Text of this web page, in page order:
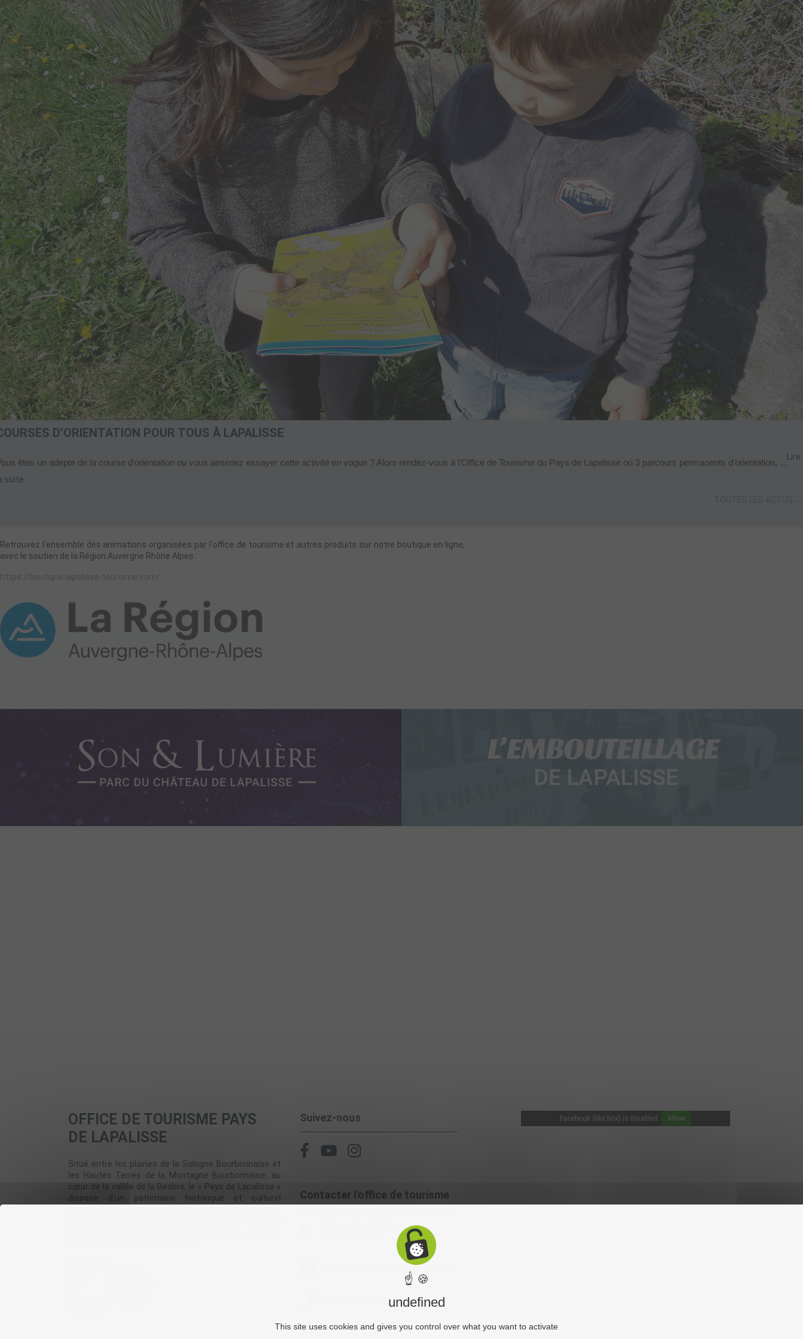
D’ORIENTATION POUR TOUS À LAPALISSE
êtes un adepte de la course d’orientation ou vous aimeriez essayer cette activité en vogue ? Alors rendez-vous à l’Office de Tourisme du Pays de Lapalisse où 3 parcours permanents d’orientation, ...
Lire
suite
Retrouvez l'ensemble des animations organisées par l'office de tourisme et autres produits sur notre boutique en ligne,
avec le soutien de la Région Auvergne Rhône Alpes :
https://boutique.lapalisse-tourisme.com/
OFFICE DE TOURISME PAYS
DE LAPALISSE
Situé entre les plaines de la Sologne Bourbonnaise et
les Hautes Terres de la Montagne Bourbonnaise, au
cœur de la vallée de la Besbre, le « Pays de Lapalisse »
dispose d’un patrimoine historique et culturel
Suivez-nous
Contacter l'office de tourisme
9 Place Charles Bécaud
contact@lapalissetourisme.com
Tél. 04 70 99 08 39
Facebook (like box) is disabled. Allow
☝ 🍪
undefined
This site uses cookies and gives you control over what you want to activate